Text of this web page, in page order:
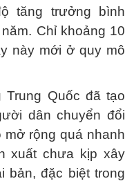
tăng trưởng bình
Chỉ khoảng 10
này mới ở quy mô
Quốc đã tạo
dân chuyển đổi
mở rộng quá nhanh
xuất chưa kịp xây
bản, đặc biệt trong